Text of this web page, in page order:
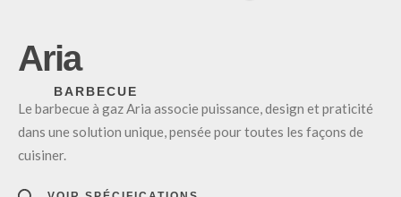
Aria
BARBECUE
Le barbecue à gaz Aria associe puissance, design et praticité
dans une solution unique, pensée pour toutes les façons de
cuisiner.